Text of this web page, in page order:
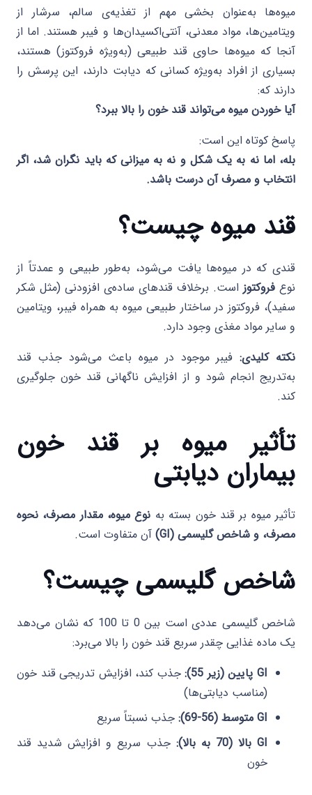
میوه‌ها به‌عنوان بخشی مهم از تغذیه‌ی سالم، سرشار از
ویتامین‌ها، مواد معدنی، آنتی‌اکسیدان‌ها و فیبر هستند. اما از
آنجا که میوه‌ها حاوی قند طبیعی (به‌ویژه فروکتوز) هستند،
بسیاری از افراد به‌ویژه کسانی که دیابت دارند، این پرسش را
دارند که:
آیا خوردن میوه می‌تواند قند خون را بالا ببرد؟
پاسخ کوتاه این است:
بله، اما نه به یک شکل و نه به میزانی که باید نگران شد، اگر
انتخاب و مصرف آن درست باشد.
قند میوه چیست؟
قندی که در میوه‌ها یافت می‌شود، به‌طور طبیعی و عمدتاً از
نوع فروکتوزاست. برخلاف قندهای ساده‌ی افزودنی (مثل شکر
سفید)، فروکتوز در ساختار طبیعی میوه به همراه فیبر، ویتامین
و سایر مواد مغذی وجود دارد.
نکته کلیدی:فیبر موجود در میوه باعث می‌شود جذب قند
به‌تدریج انجام شود و از افزایش ناگهانی قند خون جلوگیری
کند.
تأثیر میوه بر قند خون
بیماران دیابتی
تأثیر میوه بر قند خون بسته به نوع میوه، مقدار مصرف، نحوه
مصرف، و شاخص گلیسمی (GI)
آن متفاوت است.
شاخص گلیسمی چیست؟
شاخص گلیسمی عددی است بین 0 تا 100 که نشان می‌دهد
یک ماده غذایی چقدر سریع قند خون را بالا می‌برد:
GI پایین (زیر 55):
جذب کند، افزایش تدریجی قند خون
(مناسب دیابتی‌ها)
GI متوسط (56-69):
جذب نسبتاً سریع
GI بالا (70 به بالا):
جذب سریع و افزایش شدید قند
خون